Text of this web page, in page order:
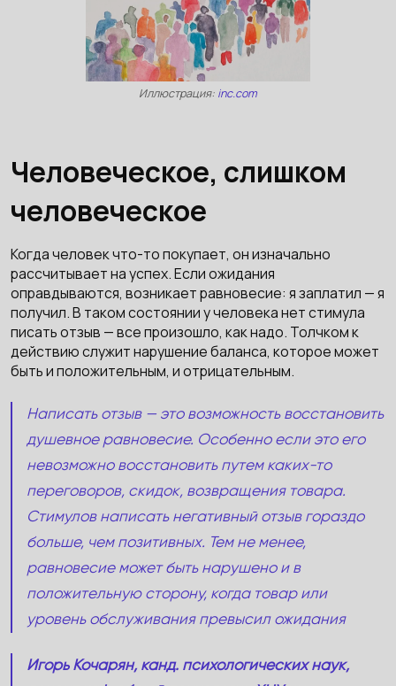
Иллюстрация: inc.com
Человеческое, слишком
человеческое
Когда человек что-то покупает, он изначально
рассчитывает на успех. Если ожидания
оправдываются, возникает равновесие: я заплатил — я
получил. В таком состоянии у человека нет стимула
писать отзыв — все произошло, как надо. Толчком к
действию служит нарушение баланса, которое может
быть и положительным, и отрицательным.
Написать отзыв — это возможность восстановить
душевное равновесие. Особенно если это его
невозможно восстановить путем каких-то
переговоров, скидок, возвращения товара.
Стимулов написать негативный отзыв гораздо
больше, чем позитивных. Тем не менее,
равновесие может быть нарушено и в
положительную сторону, когда товар или
уровень обслуживания превысил ожидания
Игорь Кочарян, канд. психологических наук,